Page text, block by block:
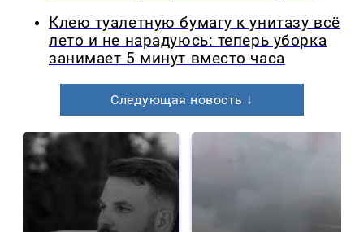
Клею туалетную бумагу к унитазу всё
лето и не нарадуюсь: теперь уборка
занимает 5 минут вместо часа
Следующая новость ↓